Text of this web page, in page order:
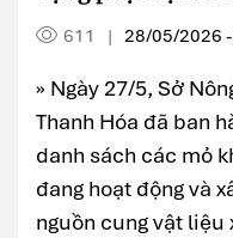
611 | 28/05/2026
» Ngày 27/5, Sở
Thanh Hóa đã ban
danh sách các mỏ
đang hoạt động và
nguồn cung vật liệu